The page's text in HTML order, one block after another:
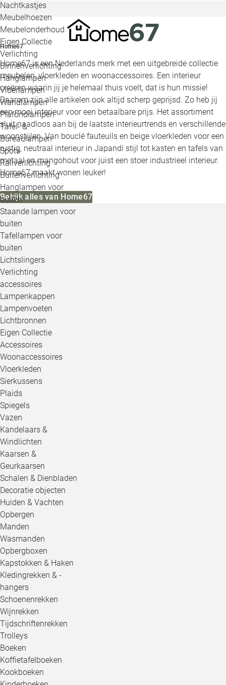
Nachtkastjes
Meubelhoezen
Meubelonderhoud
Eigen Collectie
Verlichting
Binnenverlichting
Hanglampen
Vloerlampen
Wandlampen
Plafondlampen
Tafel- &
Bureaulampen
Spots
Railverlichting
Buitenverlichting
Hanglampen voor
buiten
Staande lampen voor
buiten
Tafellampen voor
buiten
Lichtslingers
Verlichting
accessoires
Lampenkappen
Lampenvoeten
Lichtbronnen
Eigen Collectie
Accessoires
Woonaccessoires
Vloerkleden
Sierkussens
Plaids
Spiegels
Vazen
Kandelaars &
Windlichten
Kaarsen &
Geurkaarsen
Schalen & Dienbladen
Decoratie objecten
Huiden & Vachten
Opbergen
Manden
Wasmanden
Opbergboxen
Kapstokken & Haken
Kledingrekken & -
hangers
Schoenenrekken
Wijnrekken
Tijdschriftenrekken
Trolleys
Boeken
Koffietafelboeken
Kookboeken
Home67
Home67 is een Nederlands merk met een uitgebreide collectie
meubelen, vloerkleden en woonaccessoires. Een interieur
creëren waarin jij je helemaal thuis voelt, dat is hun missie!
Daarom zijn alle artikelen ook altijd scherp geprijsd. Zo heb jij
een mooi interieur voor een betaalbare prijs. Het assortiment
sluit naadloos aan bij de laatste interieurtrends en verschillende
woonstijlen. Van bouclé fauteuils en beige vloerkleden voor een
rustig, neutraal interieur in Japandi stijl tot kasten en tafels van
metaal en mangohout voor juist een stoer industrieel interieur.
Home67 maakt wonen leuker!
Bekijk alles van Home67